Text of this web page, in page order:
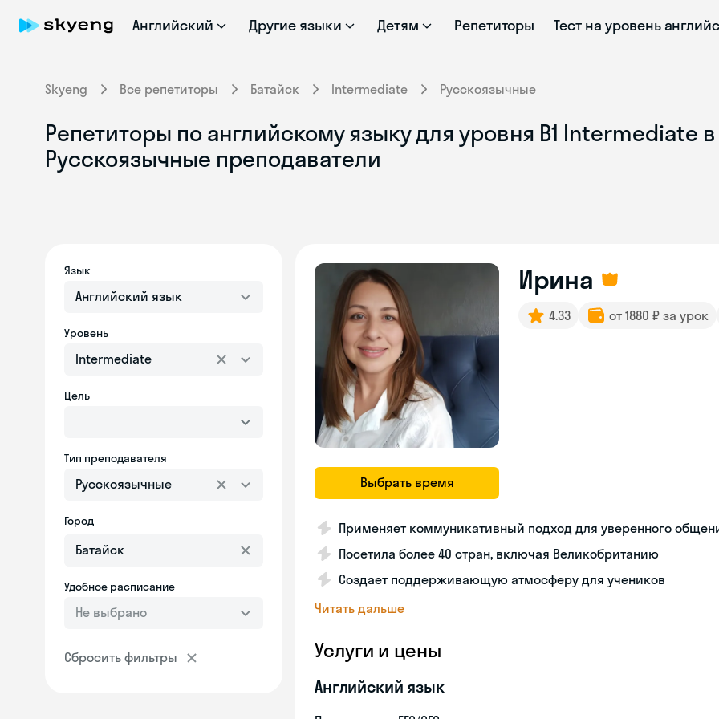
Английский Другие языки Детям Репетиторы Тест на уровень
Skyeng Все репетиторы Батайск Intermediate Русскоязычные
Репетиторы по английскому языку для уровня B1 Intermediate
Русскоязычные преподаватели
Язык
Английский язык
Уровень
Intermediate
Цель
Тип преподавателя
Русскоязычные
Город
Удобное расписание
Не выбрано
Сбросить фильтры
Выбрать время
Ирина
4.33 от 1880 ₽ за урок
Применяет коммуникативный подход для уверенного
Посетила более 40 стран, включая Великобританию
Создает поддерживающую атмосферу для учеников
Читать дальше
Услуги и цены
Английский язык